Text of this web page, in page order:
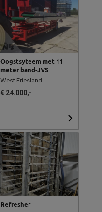
Oogstsyteem met 11
meter band-JVS
West Friesland
€ 24.000,-
Refresher